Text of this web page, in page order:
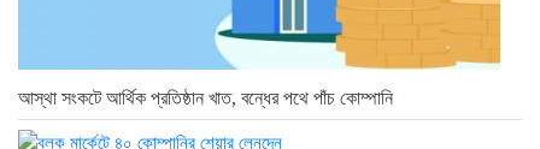
আস্থা সংকটে আর্থিক প্রতিষ্ঠান খাত, বন্ধের পথে পাঁচ কোম্পানি